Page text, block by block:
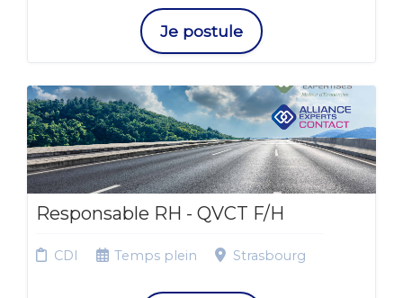
Je postule
Responsable RH - QVCT F/H
CDI Temps plein Strasbourg